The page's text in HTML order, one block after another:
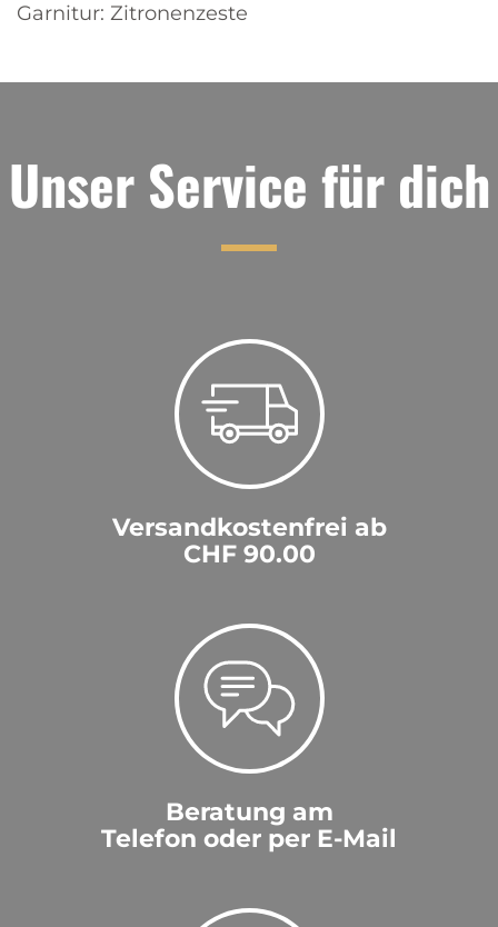
Garnitur: Zitronenzeste
Unser Service für dich
Versandkostenfrei ab
CHF 90.00
Beratung am
Telefon oder per E-Mail